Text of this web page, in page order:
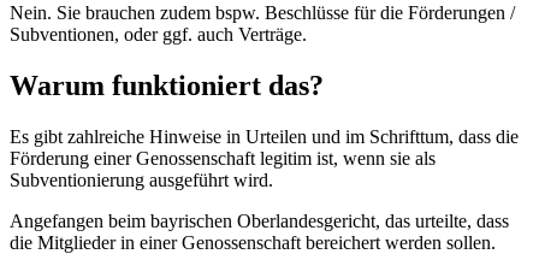
Nein. Sie brauchen zudem bspw. Beschlüsse für die Förderungen /
Subventionen, oder ggf. auch Verträge.
Warum funktioniert das?
Es gibt zahlreiche Hinweise in Urteilen und im Schrifttum, dass die
Förderung einer Genossenschaft legitim ist, wenn sie als
Subventionierung ausgeführt wird.
Angefangen beim bayrischen Oberlandesgericht, das urteilte, dass
die Mitglieder in einer Genossenschaft bereichert werden sollen.